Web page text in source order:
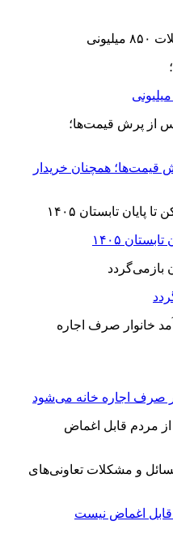
همچنان خریدار
۱۴۰۵
و مشکلات تعاونی‌های
قابل اغماض نیست